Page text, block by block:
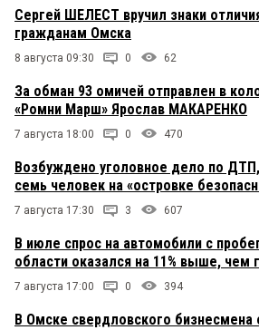
Сергей ШЕЛЕСТ вручил знаки
гражданам Омска
8 августа 09:30 0 62
За обман 93 омичей отправлен в
«Ромни Марш» Ярослав МАКАРЕНКО
7 августа 18:00 0 470
Возбуждено уголовное дело по
семь человек на «островке
7 августа 17:30 3 607
В июле спрос на автомобили с
области оказался на 11% выше, чем
7 августа 17:00 0 394
В Омске свердловского бизнесмена